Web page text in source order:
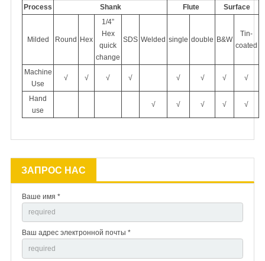
Process Shank Flute Surface
Milded Round Hex
1/4”
Hex
quick
change
SDS Welded single double B&W
Tin-
coated
Machine
Use
√ √ √ √ √ √ √ √
Hand
use
√ √ √ √ √
ЗАПРОС НАС
Ваше имя *
Ваш адрес электронной почты *